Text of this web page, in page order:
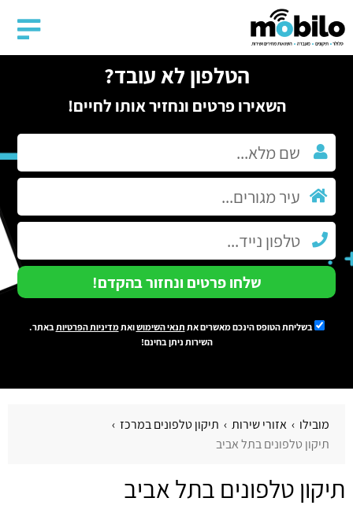
הטלפון לא עובד?
השאירו פרטים ונחזיר אותו לחיים!
שלחו פרטים ונחזור בהקדם!
בשליחת הטופס הינכם מאשרים את תנאי השימושואתמדיניות הפרטיותבאתר.
השירות ניתן בחינם!
מובילו אזורי שירות
תיקון טלפונים במרכז
תיקון טלפונים בתל אביב
תיקון טלפונים בתל אביב